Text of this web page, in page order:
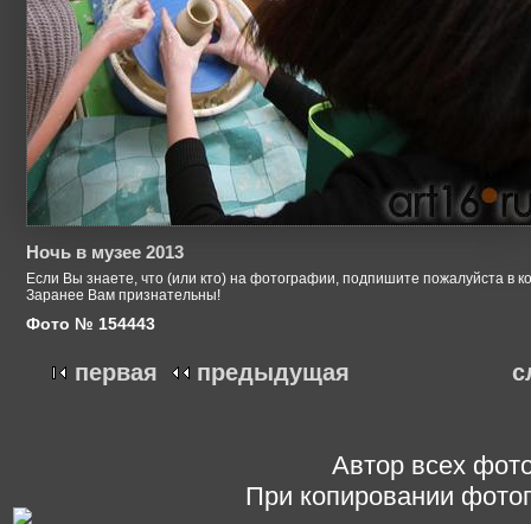
Ночь в музее 2013
Если Вы знаете, что (или кто) на фотографии, подпишите пожалуйста в
Заранее Вам признательны!
Фото № 154443
первая предыдущая
Автор всех
При копировании